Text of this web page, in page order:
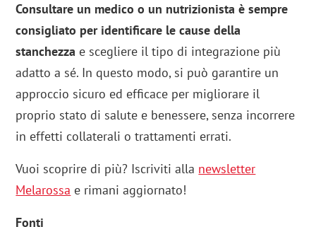
Consultare un medico o un nutrizionista è sempre
consigliato per identificare le cause della
stanchezza e scegliere il tipo di integrazione più
adatto a sé. In questo modo, si può garantire un
approccio sicuro ed efficace per migliorare il
proprio stato di salute e benessere, senza incorrere
in effetti collaterali o trattamenti errati.
Vuoi scoprire di più? Iscriviti alla newsletter
Melarossa e rimani aggiornato!
Fonti